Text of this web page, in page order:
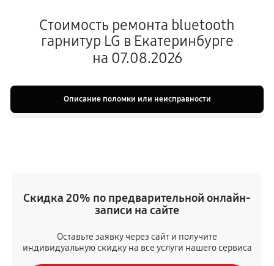
Стоимость ремонта bluetooth
гарнитур LG в Екатеринбурге
на 07.08.2026
Описание поломки или неисправности
Скидка 20% по предварительной онлайн-
записи на сайте
Оставьте заявку через сайт и получите
индивидуальную скидку на все услуги нашего сервиса